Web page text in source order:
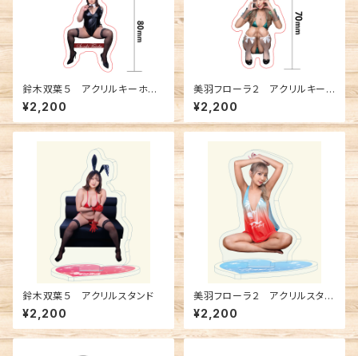
鈴木双葉５ アクリルキーホル
ダー
¥2,200
美羽フローラ２ アクリルキー
ホルダー
¥2,200
鈴木双葉５ アクリルスタンド
¥2,200
美羽フローラ２ アクリルスタン
ド
¥2,200